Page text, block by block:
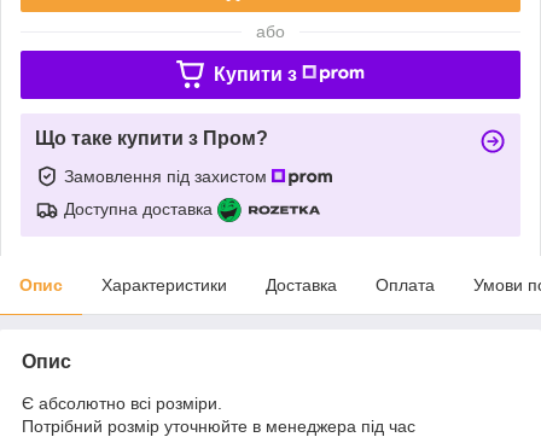
або
Купити з
Що таке купити з Пром?
Замовлення під захистом
Доступна доставка
Опис Характеристики Доставка Оплата Умови
Опис
Є абсолютно всі розміри.
Потрібний розмір уточнюйте в менеджера під час